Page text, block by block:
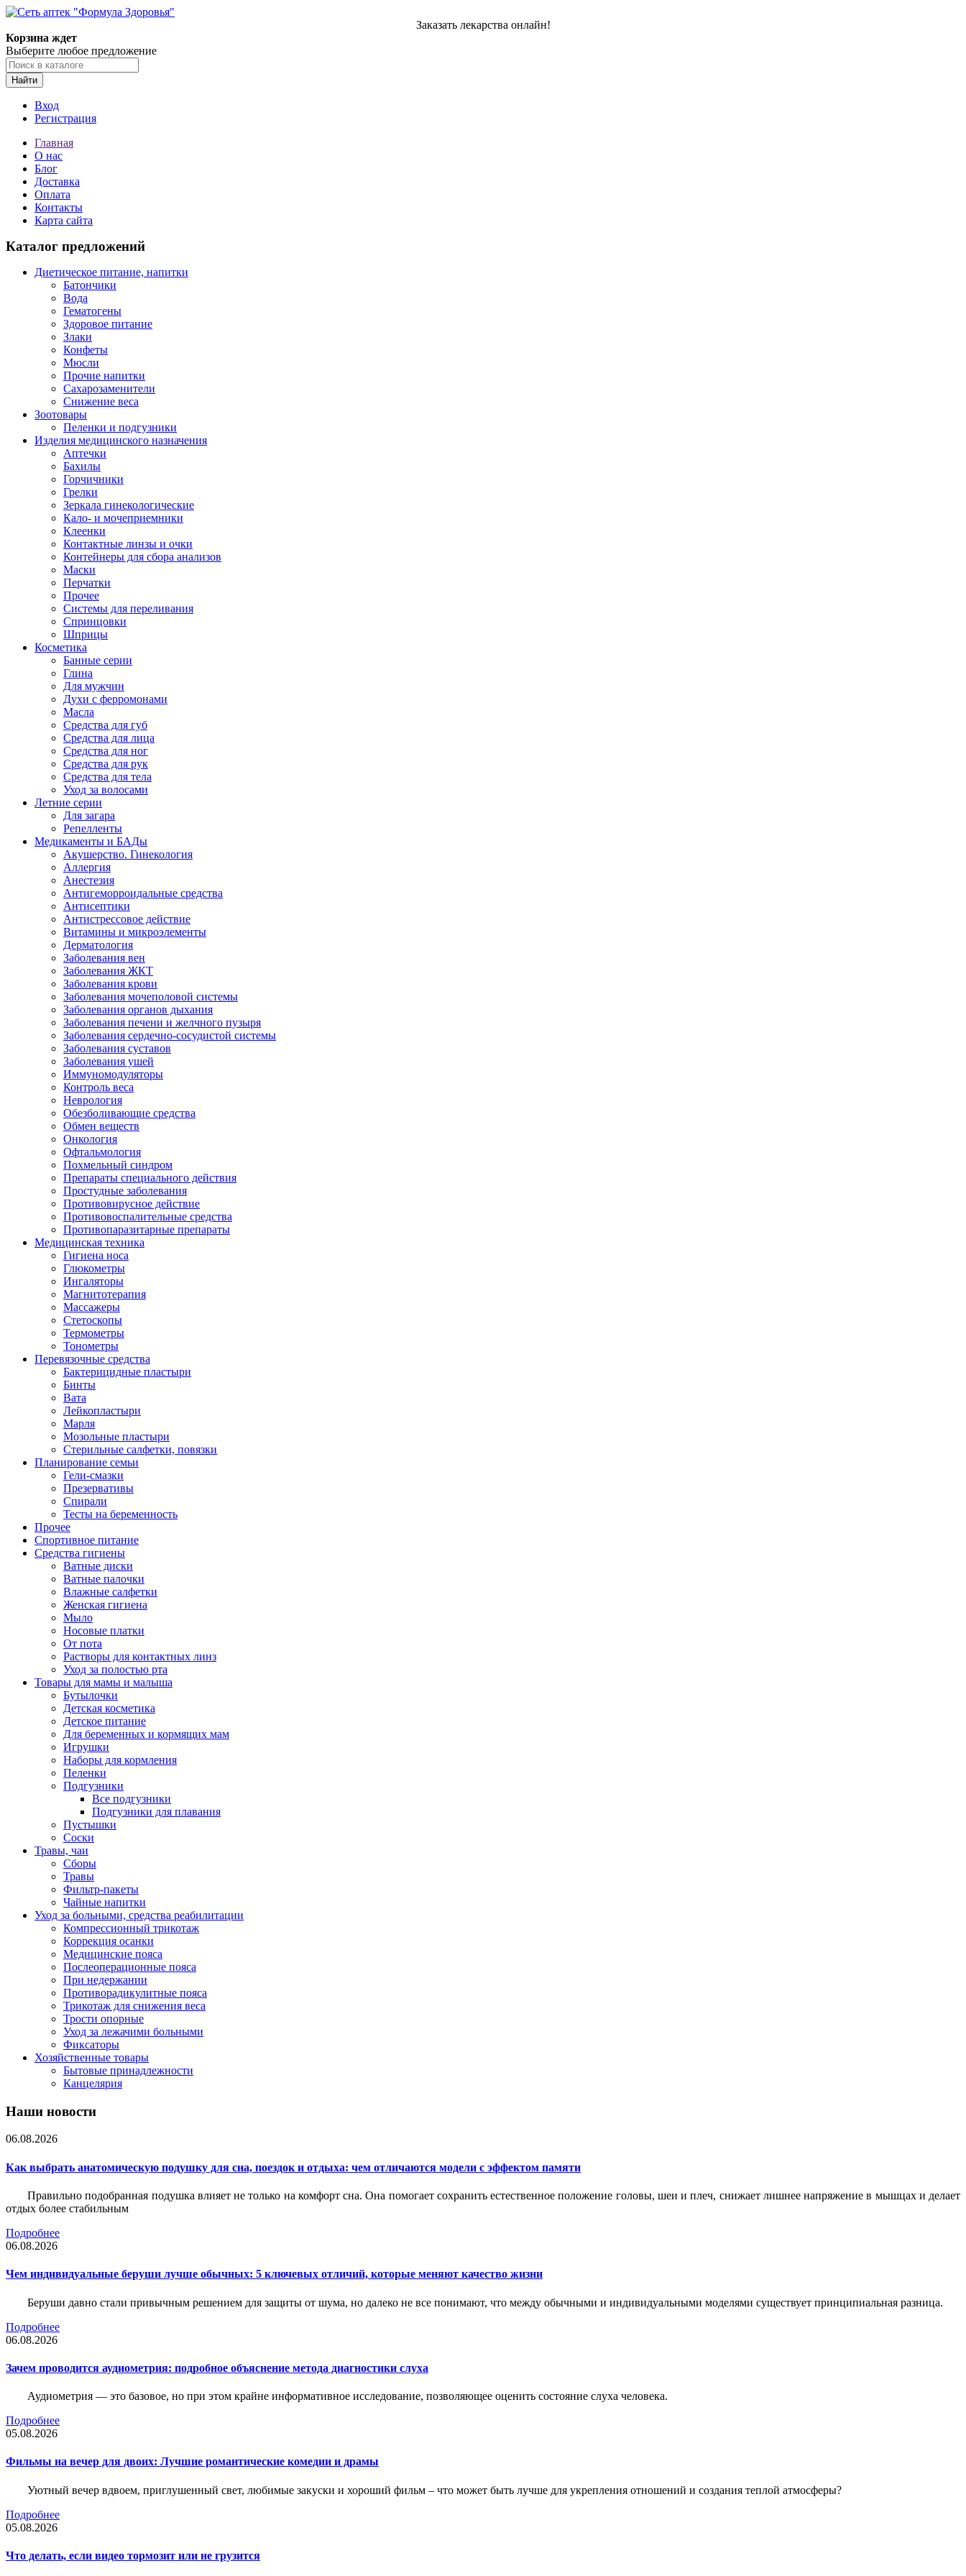
Заказать лекарства онлайн!
Корзина ждет
Выберите любое предложение
Найти
Вход
Регистрация
Главная
О нас
Блог
Доставка
Оплата
Контакты
Карта сайта
Каталог предложений
Диетическое питание, напитки
Батончики
Вода
Гематогены
Здоровое питание
Злаки
Конфеты
Мюсли
Прочие напитки
Сахарозаменители
Снижение веса
Зоотовары
Пеленки и подгузники
Изделия медицинского назначения
Аптечки
Бахилы
Горчичники
Грелки
Зеркала гинекологические
Кало- и мочеприемники
Клеенки
Контактные линзы и очки
Контейнеры для сбора анализов
Маски
Перчатки
Прочее
Системы для переливания
Спринцовки
Шприцы
Косметика
Банные серии
Глина
Для мужчин
Духи с ферромонами
Масла
Средства для губ
Средства для лица
Средства для ног
Средства для рук
Средства для тела
Уход за волосами
Летние серии
Для загара
Репелленты
Медикаменты и БАДы
Акушерство. Гинекология
Аллергия
Анестезия
Антигеморроидальные средства
Антисептики
Антистрессовое действие
Витамины и микроэлементы
Дерматология
Заболевания вен
Заболевания ЖКТ
Заболевания крови
Заболевания мочеполовой системы
Заболевания органов дыхания
Заболевания печени и желчного пузыря
Заболевания сердечно-сосудистой системы
Заболевания суставов
Заболевания ушей
Иммуномодуляторы
Контроль веса
Неврология
Обезболивающие средства
Обмен веществ
Онкология
Офтальмология
Похмельный синдром
Препараты специального действия
Простудные заболевания
Противовирусное действие
Противовоспалительные средства
Противопаразитарные препараты
Медицинская техника
Гигиена носа
Глюкометры
Ингаляторы
Магнитотерапия
Массажеры
Стетоскопы
Термометры
Тонометры
Перевязочные средства
Бактерицидные пластыри
Бинты
Вата
Лейкопластыри
Марля
Мозольные пластыри
Стерильные салфетки, повязки
Планирование семьи
Гели-смазки
Презервативы
Спирали
Тесты на беременность
Прочее
Спортивное питание
Средства гигиены
Ватные диски
Ватные палочки
Влажные салфетки
Женская гигиена
Мыло
Носовые платки
От пота
Растворы для контактных линз
Уход за полостью рта
Товары для мамы и малыша
Бутылочки
Детская косметика
Детское питание
Для беременных и кормящих мам
Игрушки
Наборы для кормления
Пеленки
Подгузники
Все подгузники
Подгузники для плавания
Пустышки
Соски
Травы, чаи
Сборы
Травы
Фильтр-пакеты
Чайные напитки
Уход за больными, средства реабилитации
Компрессионный трикотаж
Коррекция осанки
Медицинские пояса
Послеоперационные пояса
При недержании
Противорадикулитные пояса
Трикотаж для снижения веса
Трости опорные
Уход за лежачими больными
Фиксаторы
Хозяйственные товары
Бытовые принадлежности
Канцелярия
Наши новости
06.08.2026
Как выбрать анатомическую подушку для сна, поездок и отдыха: чем отличаются модели с эффектом памяти
Правильно подобранная подушка влияет не только на комфорт сна. Она помогает сохранить естественное положение головы, шеи и плеч, снижает лишнее напряжение в мышцах и делает
отдых более стабильным
Подробнее
06.08.2026
Чем индивидуальные беруши лучше обычных: 5 ключевых отличий, которые меняют качество жизни
Беруши давно стали привычным решением для защиты от шума, но далеко не все понимают, что между обычными и индивидуальными моделями существует принципиальная разница.
Подробнее
06.08.2026
Зачем проводится аудиометрия: подробное объяснение метода диагностики слуха
Аудиометрия — это базовое, но при этом крайне информативное исследование, позволяющее оценить состояние слуха человека.
Подробнее
05.08.2026
Фильмы на вечер для двоих: Лучшие романтические комедии и драмы
Уютный вечер вдвоем, приглушенный свет, любимые закуски и хороший фильм – что может быть лучше для укрепления отношений и создания теплой атмосферы?
Подробнее
05.08.2026
Что делать, если видео тормозит или не грузится